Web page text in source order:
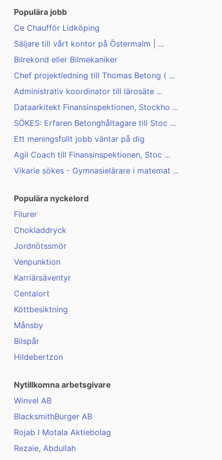
Populära jobb
Ce Chaufför Lidköping
Säljare till vårt kontor på Östermalm | ...
Bilrekond eller Bilmekaniker
Chef projektledning till Thomas Betong ( ...
Administrativ koordinator till lärosäte ...
Dataarkitekt Finansinspektionen, Stockho ...
SÖKES: Erfaren Betonghåltagare till Stoc ...
Ett meningsfullt jobb väntar på dig
Agil Coach till Finansinspektionen, Stoc ...
Vikarie sökes - Gymnasielärare i matemat ...
Populära nyckelord
Filurer
Chokladdryck
Jordnötssmör
Venpunktion
Karriärsäventyr
Centalort
Köttbesiktning
Månsby
Bilspår
Hildebertzon
Nytillkomna arbetsgivare
Winvel AB
BlacksmithBurger AB
Rojab I Motala Aktiebolag
Rezaie, Abdullah